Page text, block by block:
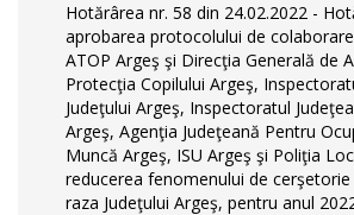
Hotărârea nr. 58 din 24.02.2022 -
aprobarea protocolului de
ATOP Argeş şi Direcţia Generală de
Protecţia Copilului Argeş,
Judeţului Argeş, Inspectoratul
Argeş, Agenţia Judeţeană Pentru
Muncă Argeş, ISU Argeş şi Poliţia
reducerea fenomenului de
raza Judeţului Argeş, pentru anul